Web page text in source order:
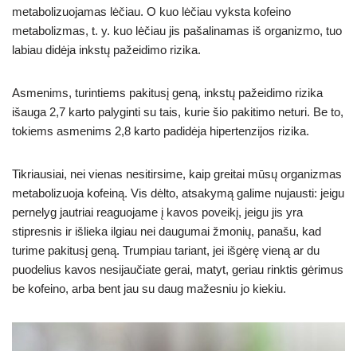
metabolizuojamas lėčiau. O kuo lėčiau vyksta kofeino
metabolizmas, t. y. kuo lėčiau jis pašalinamas iš organizmo, tuo
labiau didėja inkstų pažeidimo rizika.
Asmenims, turintiems pakitusį geną, inkstų pažeidimo rizika
išauga 2,7 karto palyginti su tais, kurie šio pakitimo neturi. Be to,
tokiems asmenims 2,8 karto padidėja hipertenzijos rizika.
Tikriausiai, nei vienas nesitirsime, kaip greitai mūsų organizmas
metabolizuoja kofeiną. Vis dėlto, atsakymą galime nujausti: jeigu
pernelyg jautriai reaguojame į kavos poveikį, jeigu jis yra
stipresnis ir išlieka ilgiau nei daugumai žmonių, panašu, kad
turime pakitusį geną. Trumpiau tariant, jei išgėrę vieną ar du
puodelius kavos nesijaučiate gerai, matyt, geriau rinktis gėrimus
be kofeino, arba bent jau su daug mažesniu jo kiekiu.